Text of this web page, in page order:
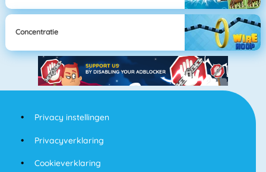
Concentratie
Privacy instellingen
Privacyverklaring
Cookieverklaring